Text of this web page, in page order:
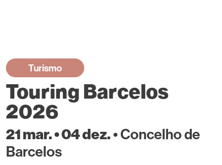
Turismo
Touring Barcelos
2026
21 mar. • 04 dez.• Concelho de
Barcelos